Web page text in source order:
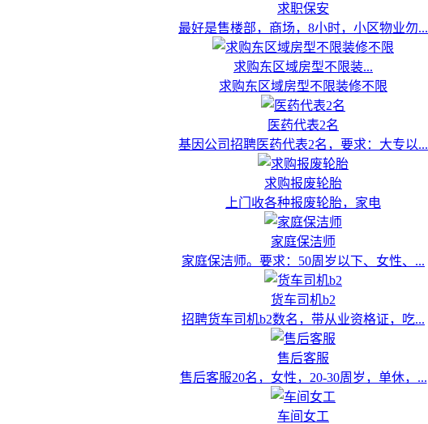
求职保安
最好是售楼部，商场，8小时，小区物业勿...
求购东区域房型不限装...
求购东区域房型不限装修不限
医药代表2名
基因公司招聘医药代表2名，要求：大专以...
求购报废轮胎
上门收各种报废轮胎，家电
家庭保洁师
家庭保洁师。要求：50周岁以下、女性、...
货车司机b2
招聘货车司机b2数名，带从业资格证，吃...
售后客服
售后客服20名，女性，20-30周岁，单休，...
车间女工